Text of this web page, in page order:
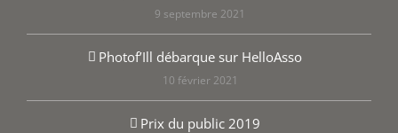
9 septembre 2021
Photof’Ill débarque sur HelloAsso
10 février 2021
Prix du public 2019